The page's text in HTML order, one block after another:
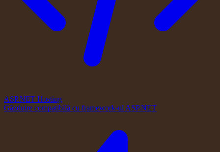
ASP.NET Hosting
Găzduire compatibilă cu framework-ul ASP.NET